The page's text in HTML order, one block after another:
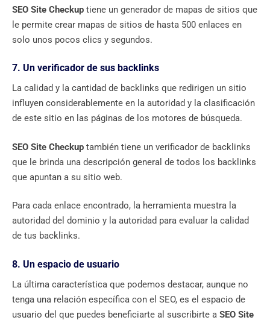
SEO Site Checkup tiene un generador de mapas de sitios que
le permite crear mapas de sitios de hasta 500 enlaces en
solo unos pocos clics y segundos.
7. Un verificador de sus backlinks
La calidad y la cantidad de backlinks que redirigen un sitio
influyen considerablemente en la autoridad y la clasificación
de este sitio en las páginas de los motores de búsqueda.
SEO Site Checkup también tiene un verificador de backlinks
que le brinda una descripción general de todos los backlinks
que apuntan a su sitio web.
Para cada enlace encontrado, la herramienta muestra la
autoridad del dominio y la autoridad para evaluar la calidad
de tus backlinks.
8. Un espacio de usuario
La última característica que podemos destacar, aunque no
tenga una relación específica con el SEO, es el espacio de
usuario del que puedes beneficiarte al suscribirte a SEO Site